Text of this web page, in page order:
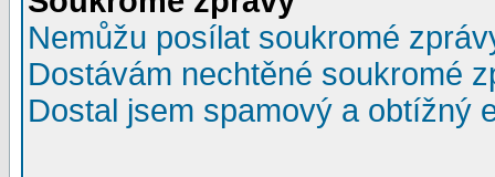
Nemůžu posílat soukromé
Dostávám nechtěné soukromé
Dostal jsem spamový a obtížný